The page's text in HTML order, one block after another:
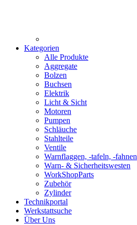
Kategorien
Alle Produkte
Aggregate
Bolzen
Buchsen
Elektrik
Licht & Sicht
Motoren
Pumpen
Schläuche
Stahlteile
Ventile
Warnflaggen, -tafeln, -fahnen
Warn- & Sicherheitswesten
WorkShopParts
Zubehör
Zylinder
Technikportal
Werkstattsuche
Über Uns